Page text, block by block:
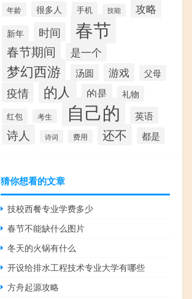
年龄 很多人 手机 技能 攻略
新年 时间 春节
春节期间 是一个
梦幻西游 汤圆 游戏 父母
疫情 的人 的是 礼物
红包 考生 自己的 英语
诗人 诗词 费用 还不 都是
猜你想看的文章
技校西餐专业学费多少
春节不能缺什么图片
冬天的火锅有什么
开设给排水工程技术专业大学有哪些
方舟起源攻略